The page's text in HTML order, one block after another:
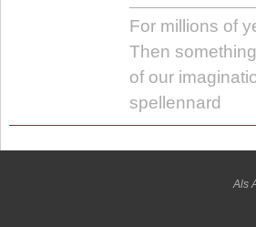
For millions of
Then
of our
spellennard
Als